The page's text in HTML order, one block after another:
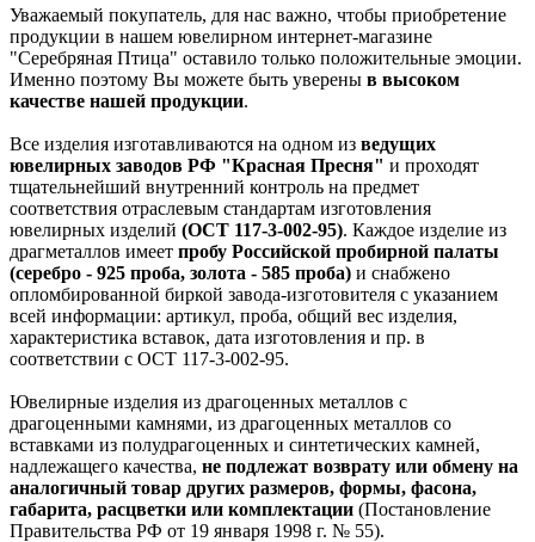
Уважаемый покупатель, для нас важно, чтобы приобретение
продукции в нашем ювелирном интернет-магазине
"Серебряная Птица" оставило только положительные эмоции.
Именно поэтому Вы можете быть уверены в высоком
качестве нашей продукции.
Все изделия изготавливаются на одном из ведущих
ювелирных заводов РФ "Красная Пресня" и проходят
тщательнейший внутренний контроль на предмет
соответствия отраслевым стандартам изготовления
ювелирных изделий (ОСТ 117-3-002-95). Каждое изделие из
драгметаллов имеет пробу Российской пробирной палаты
(серебро - 925 проба, золота - 585 проба) и снабжено
опломбированной биркой завода-изготовителя с указанием
всей информации: артикул, проба, общий вес изделия,
характеристика вставок, дата изготовления и пр. в
соответствии с ОСТ 117-3-002-95.
Ювелирные изделия из драгоценных металлов с
драгоценными камнями, из драгоценных металлов со
вставками из полудрагоценных и синтетических камней,
надлежащего качества, не подлежат возврату или обмену на
аналогичный товар других размеров, формы, фасона,
габарита, расцветки или комплектации (Постановление
Правительства РФ от 19 января 1998 г. № 55).